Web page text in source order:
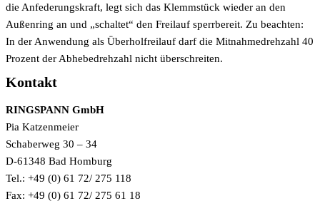
die Anfederungskraft, legt sich das Klemmstück wieder an den
Außenring an und „schaltet“ den Freilauf sperrbereit. Zu beachten:
In der Anwendung als Überholfreilauf darf die Mitnahmedrehzahl 40
Prozent der Abhebedrehzahl nicht überschreiten.
Kontakt
RINGSPANN GmbH
Pia Katzenmeier
Schaberweg 30 – 34
D-61348 Bad Homburg
Tel.: +49 (0) 61 72/ 275 118
Fax: +49 (0) 61 72/ 275 61 18